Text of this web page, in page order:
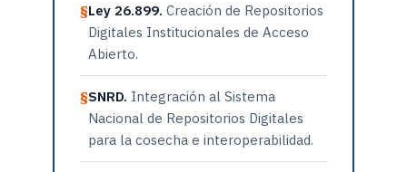
Ley 26.899. Creación de Repositorios
Digitales Institucionales de Acceso
Abierto.
SNRD. Integración al Sistema
Nacional de Repositorios Digitales
para la cosecha e interoperabilidad.